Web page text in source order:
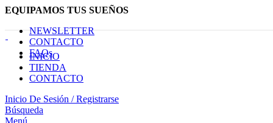
EQUIPAMOS TUS SUEÑOS
NEWSLETTER
CONTACTO
FAQs
INICIO
TIENDA
CONTACTO
Inicio De Sesión / Registrarse
Búsqueda
Menú